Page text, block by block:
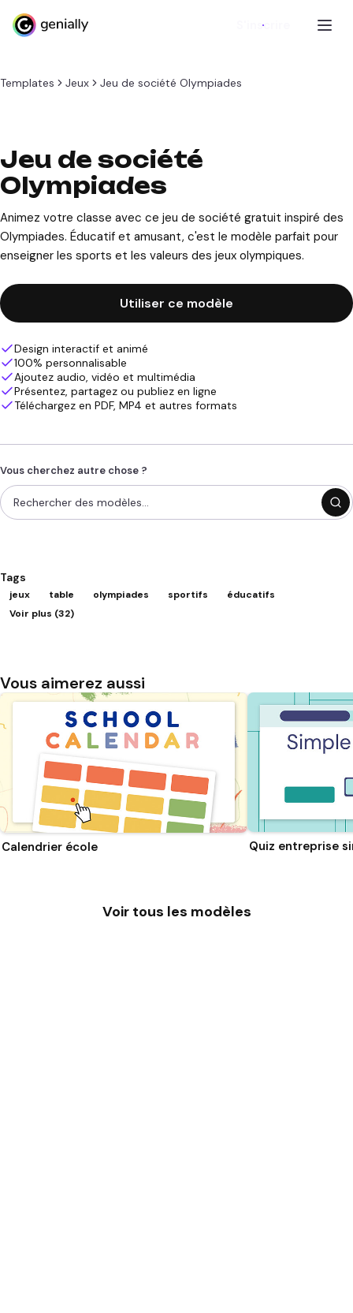
S'inscrire
Templates Jeux Jeu de société Olympiades
Jeu de société
Olympiades
Animez votre classe avec ce jeu de société gratuit inspiré des
Olympiades. Éducatif et amusant, c'est le modèle parfait pour
enseigner les sports et les valeurs des jeux olympiques.
Utiliser ce modèle
Design interactif et animé
100% personnalisable
Ajoutez audio, vidéo et multimédia
Présentez, partagez ou publiez en ligne
Téléchargez en PDF, MP4 et autres formats
Vous cherchez autre chose ?
Tags
jeux table olympiades sportifs
éducatifs
Voir plus (32)
Vous aimerez aussi
Calendrier école Quiz entreprise
Voir tous les modèles